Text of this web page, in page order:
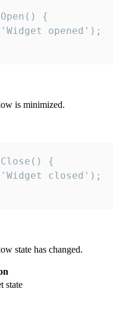
{
opened');
is minimized.
{
closed');
state has changed.
state